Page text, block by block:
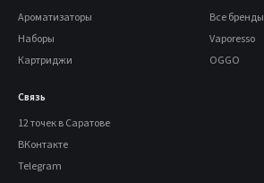
Ароматизаторы
Наборы
Картриджи
Все бренды
Vaporesso
OGGO
Связь
12 точек в Саратове
ВКонтакте
Telegram